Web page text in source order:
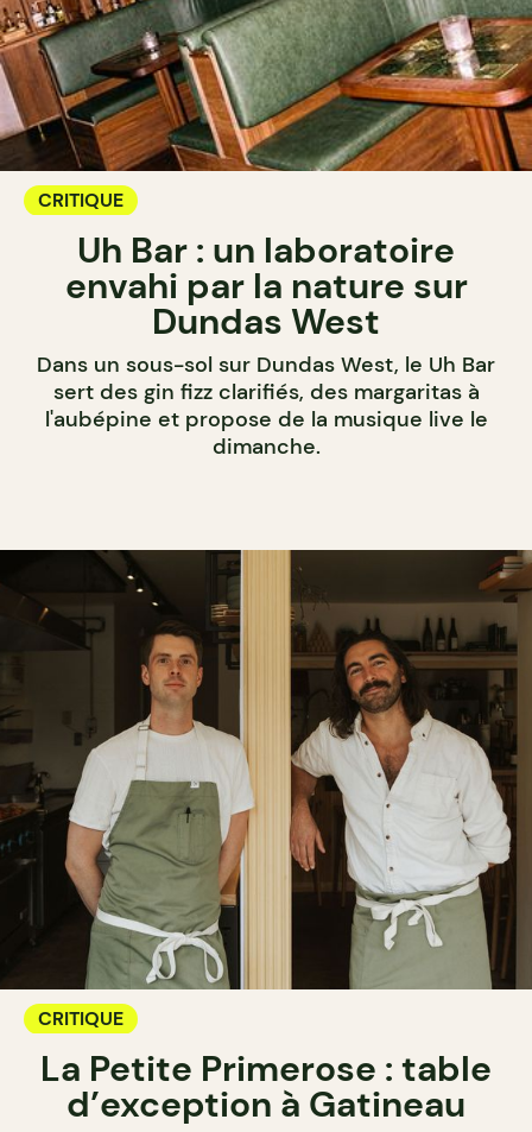
CRITIQUE
Uh Bar : un laboratoire
envahi par la nature sur
Dundas West
Dans un sous-sol sur Dundas West, le Uh Bar
sert des gin fizz clarifiés, des margaritas à
l'aubépine et propose de la musique live le
dimanche.
CRITIQUE
La Petite Primerose : table
d’exception à Gatineau